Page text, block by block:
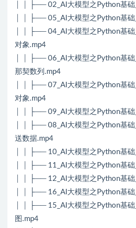
│ │ ├── 02_AI大模型之Python基
│ │ ├── 05_AI大模型之Python基
│ │ ├── 04_AI大模型之Python基
对象.mp4
│ │ ├── 06_AI大模型之Python基
那契数列.mp4
│ │ ├── 07_AI大模型之Python基
对象.mp4
│ │ ├── 09_AI大模型之Python基础
│ │ ├── 08_AI大模型之Python基础
送数据.mp4
│ │ ├── 10_AI大模型之Python基
│ │ ├── 11_AI大模型之Python基础
│ │ ├── 12_AI大模型之Python基
│ │ ├── 16_AI大模型之Python基
│ │ ├── 15_AI大模型之Python基
图.mp4